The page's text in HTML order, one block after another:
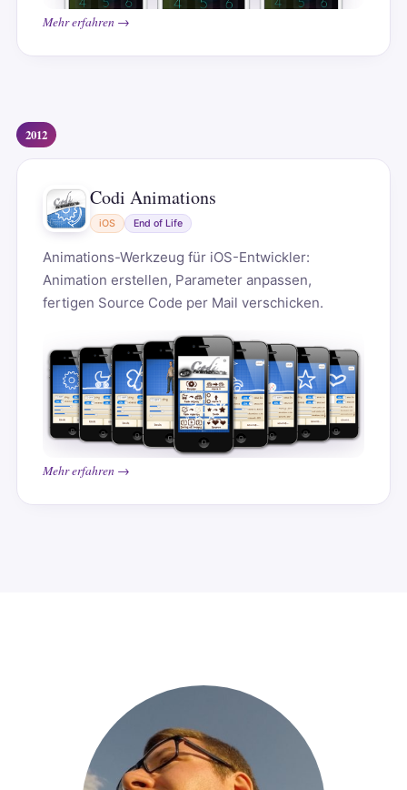
Mehr erfahren →
2012
Codi Animations
iOS End of Life
Animations-Werkzeug für iOS-Entwickler:
Animation erstellen, Parameter anpassen,
fertigen Source Code per Mail verschicken.
Mehr erfahren →